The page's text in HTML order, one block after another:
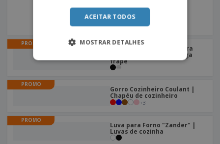
PROMO
Manga refrigeradora para
garrafa poliéster | Manga
frapê
PROMO
Gorro Cozinheiro Coulant |
Chapéu de cozinheiro
+3
PROMO
Luva para Forno "Zander" |
Luvas de cozinha
ACEITAR TODOS
MOSTRAR DETALHES